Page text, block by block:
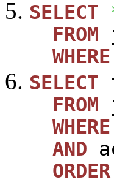
SELECT
FROM
WHERE
SELECT
FROM
WHERE
AND
ORDER